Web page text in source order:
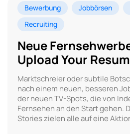
Bewerbung Jobbörsen
Recruiting
Neue
Upload Your
Marktschreier oder subtile
nach einem neuen, besseren
der neuen TV-Spots, die von
Fernsehen an den Start gehen.
Stories zielen alle auf eine